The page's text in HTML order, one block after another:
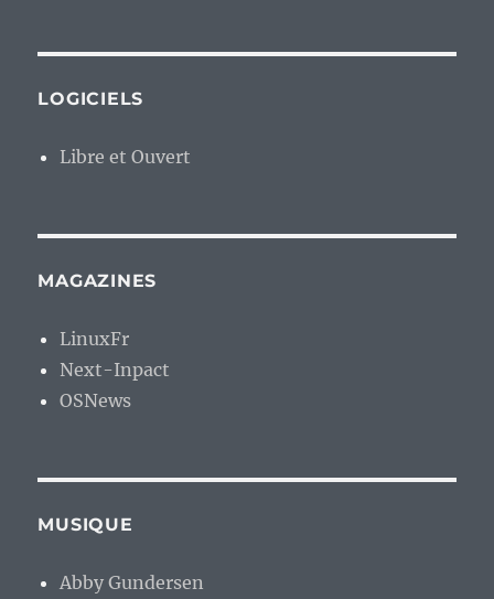
LOGICIELS
Libre et Ouvert
MAGAZINES
LinuxFr
Next-Inpact
OSNews
MUSIQUE
Abby Gundersen